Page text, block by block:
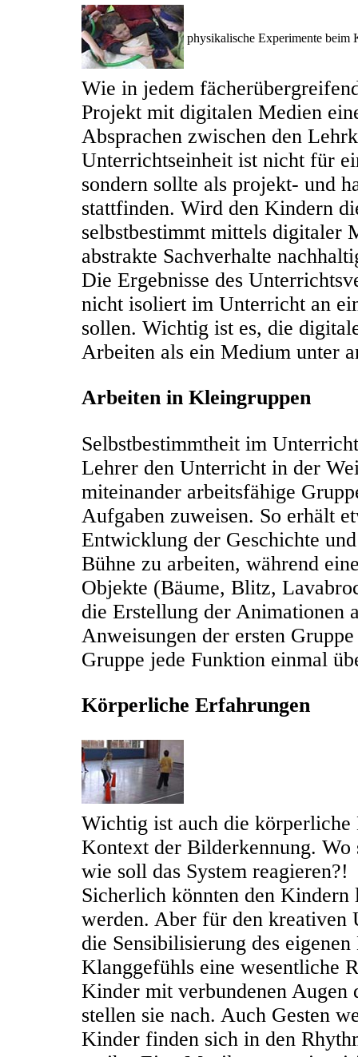
physikalische Experimente beim
Wie in jedem
Projekt mit digitalen Medien
Absprachen zwischen den
Unterrichtseinheit ist nicht für
sondern sollte als projekt- und
stattfinden. Wird den Kindern
selbstbestimmt mittels digitaler
abstrakte Sachverhalte
Die Ergebnisse des
nicht isoliert im Unterricht an
sollen. Wichtig ist es, die
Arbeiten als ein Medium unter
Arbeiten in Kleingruppen
Selbstbestimmtheit im
Lehrer den Unterricht in der
miteinander arbeitsfähige
Aufgaben zuweisen. So erhält
Entwicklung der Geschichte
Bühne zu arbeiten, während
Objekte (Bäume, Blitz,
die Erstellung der Animationen
Anweisungen der ersten
Gruppe jede Funktion einmal
Körperliche Erfahrungen
Wichtig ist auch die körperliche
Kontext der Bilderkennung.
wie soll das System reagieren?!
Sicherlich könnten den
werden. Aber für den kreativen
die Sensibilisierung des
Klanggefühls eine wesentliche
Kinder mit verbundenen Augen
stellen sie nach. Auch Gesten
Kinder finden sich in den